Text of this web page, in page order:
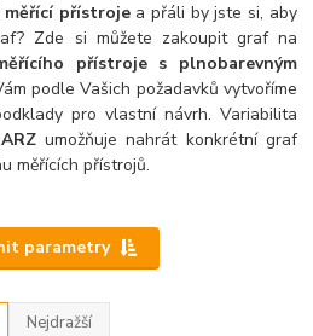
měřící přístrojea přáli by jste si, aby
Zde si můžete zakoupit graf na
přístroje s plnobarevným
podle Vašich požadavků vytvoříme
pro vlastní návrh. Variabilita
umožňuje nahrát konkrétní graf
měřících přístrojů.
parametry
Nejdražší